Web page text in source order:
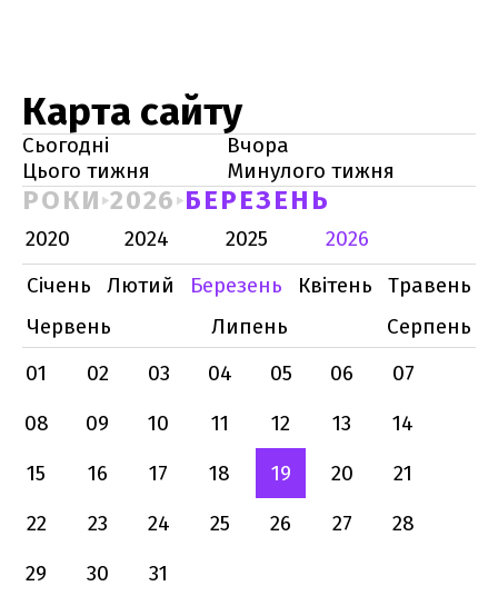
Карта сайту
Сьогодні
Вчора
Цього тижня
Минулого тижня
РОКИ 2026 БЕРЕЗЕНЬ
2020 2024 2025
2026
Січень
Лютий Березень Квітень
Травень
Червень
Липень
Серпень
01
02 03 04 05 06
07
08
09 10 11 12 13
14
15
16 17 18 19 20
21
22
23 24 25 26 27
28
29
30 31